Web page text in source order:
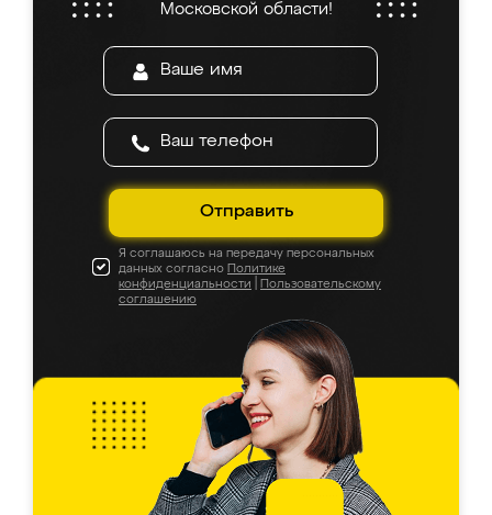
Московской области!
Отправить
Я соглашаюсь на передачу персональных
данных согласно Политике
конфиденциальности
Пользовательскому
соглашению